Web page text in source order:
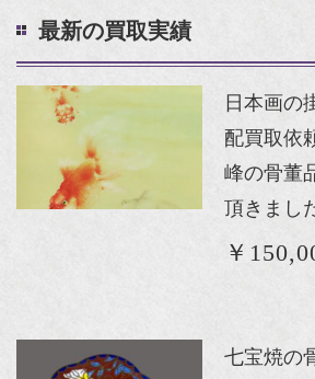
最新の買取実績
日本画の
配買取依
峰の骨董
頂きまし
￥
七宝焼の